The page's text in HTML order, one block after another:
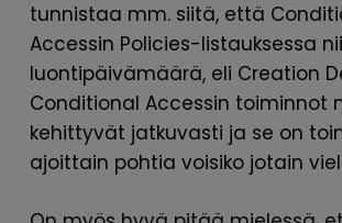
tunnistaa mm. siitä, että
Accessin Policies-listauksessa
luontipäivämäärä, eli Creation
Conditional Accessin toiminnot
kehittyvät jatkuvasti ja se on
ajoittain pohtia voisiko jotain